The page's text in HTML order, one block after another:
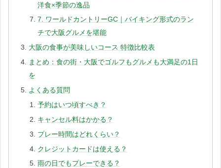
洋食×季節の逸品
7. ワールドカントリーGC｜バイキング形式のラン
チで大阪グルメを堪能
大阪の食事が美味しいコース 特徴比較表
まとめ：食の街・大阪でゴルフもグルメも大満足の1日
を
よくある質問
予約はいつ頃すべき？
キャンセル料はかかる？
プレー時間はどれくらい？
クレジットカードは使える？
雨の日でもプレーできる？